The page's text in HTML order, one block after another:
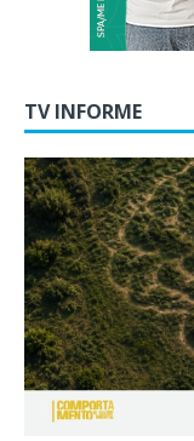
TV INFORME